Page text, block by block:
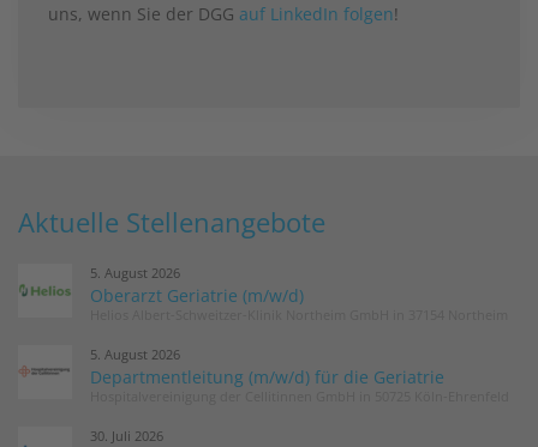
uns, wenn Sie der DGG auf LinkedIn folgen!
Aktuelle Stellenangebote
5. August 2026
Oberarzt Geriatrie (m/w/d)
5. August 2026
Departmentleitung (m/w/d) für die Geriatrie
30. Juli 2026